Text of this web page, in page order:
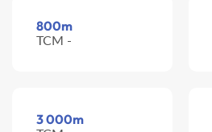
800m
TCM -
3 000m